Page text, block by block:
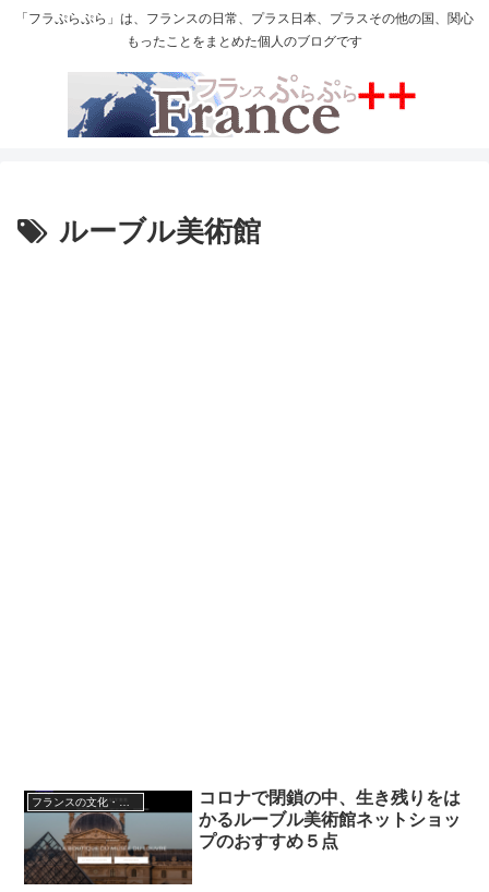
「フラぷらぷら」は、フランスの日常、プラス日本、プラスその他の国、関心
もったことをまとめた個人のブログです
ルーブル美術館
フランスの文化・習慣を知る
コロナで閉鎖の中、生き残りをは
かるルーブル美術館ネットショッ
プのおすすめ５点